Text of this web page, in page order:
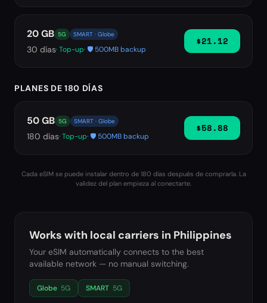
20 GB 5G SMART · Globe
30 días· Top-up· 🛡️ 500MB backup
$21.12
PLANES DE 180 DÍAS
50 GB 5G SMART · Globe
180 días· Top-up· 🛡️ 500MB backup
$58.88
Cada eSIM se puede instalar dentro de 180 días después de comprarla. La
validez del plan empieza al conectarte.
Works with local carriers in Philippines
Your eSIM automatically connects to the best
available network — no manual switching.
Globe 5G SMART 5G